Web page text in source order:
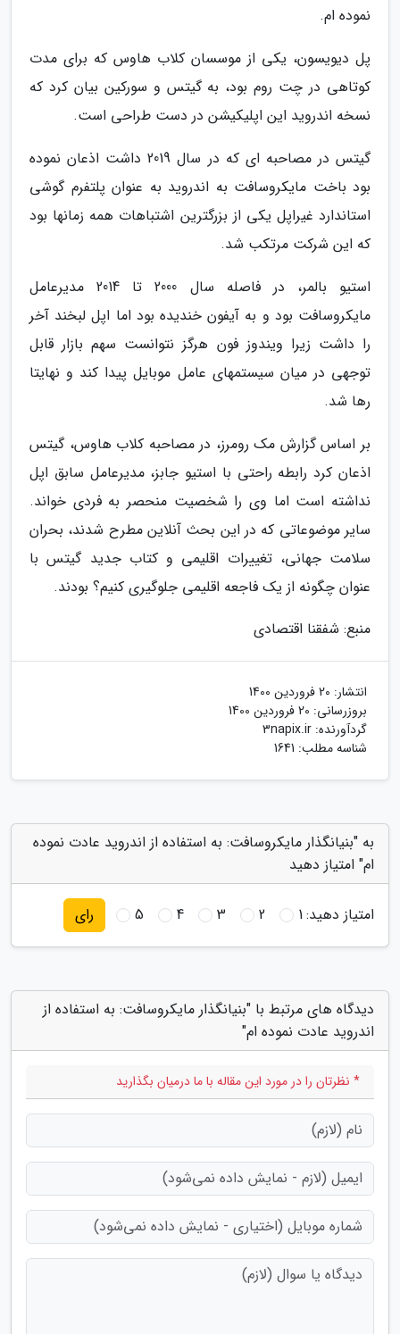
نموده ام.
پل دیویسون، یکی از موسسان کلاب هاوس که برای مدت
کوتاهی در چت روم بود، به گیتس و سورکین بیان کرد که
نسخه اندروید این اپلیکیشن در دست طراحی است.
گیتس در مصاحبه ای که در سال 2019 داشت اذعان نموده
بود باخت مایکروسافت به اندروید به عنوان پلتفرم گوشی
استاندارد غیراپل یکی از بزرگترین اشتباهات همه زمانها بود
که این شرکت مرتکب شد.
استیو بالمر، در فاصله سال 2000 تا 2014 مدیرعامل
مایکروسافت بود و به آیفون خندیده بود اما اپل لبخند آخر
را داشت زیرا ویندوز فون هرگز نتوانست سهم بازار قابل
توجهی در میان سیستمهای عامل موبایل پیدا کند و نهایتا
رها شد.
بر اساس گزارش مک رومرز، در مصاحبه کلاب هاوس، گیتس
اذعان کرد رابطه راحتی با استیو جابز، مدیرعامل سابق اپل
نداشته است اما وی را شخصیت منحصر به فردی خواند.
سایر موضوعاتی که در این بحث آنلاین مطرح شدند، بحران
سلامت جهانی، تغییرات اقلیمی و کتاب جدید گیتس با
عنوان چگونه از یک فاجعه اقلیمی جلوگیری کنیم؟ بودند.
منبع: شفقنا اقتصادی
انتشار: 20 فروردین 1400
بروزرسانی: 20 فروردین 1400
گردآورنده: 3napix.ir
شناسه مطلب: 1641
به "بنیانگذار مایکروسافت: به استفاده از اندروید عادت نموده
ام" امتیاز دهید
امتیاز دهید:1
2
3
4
5 رای
دیدگاه های مرتبط با "بنیانگذار مایکروسافت: به استفاده از
اندروید عادت نموده ام"
* نظرتان را در مورد این مقاله با ما درمیان بگذارید